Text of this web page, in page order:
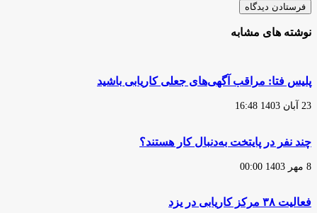
نوشته های مشابه
پلیس فتا: مراقب آگهی‌های جعلی کاریابی باشید
23 آبان 1403 16:48
چند نفر در پایتخت به‌دنبال کار هستند؟
8 مهر 1403 00:00
فعالیت ۳۸ مرکز کاریابی در یزد